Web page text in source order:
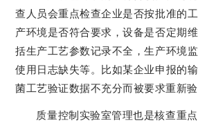
查人员会重点检查企业是否按批准的
产环境是否符合要求，设备是否定期
括生产工艺参数记录不全，生产环境
使用日志缺失等。比如某企业申报的
菌工艺验证数据不充分而被要求重新验
质量控制实验室管理也是核查重